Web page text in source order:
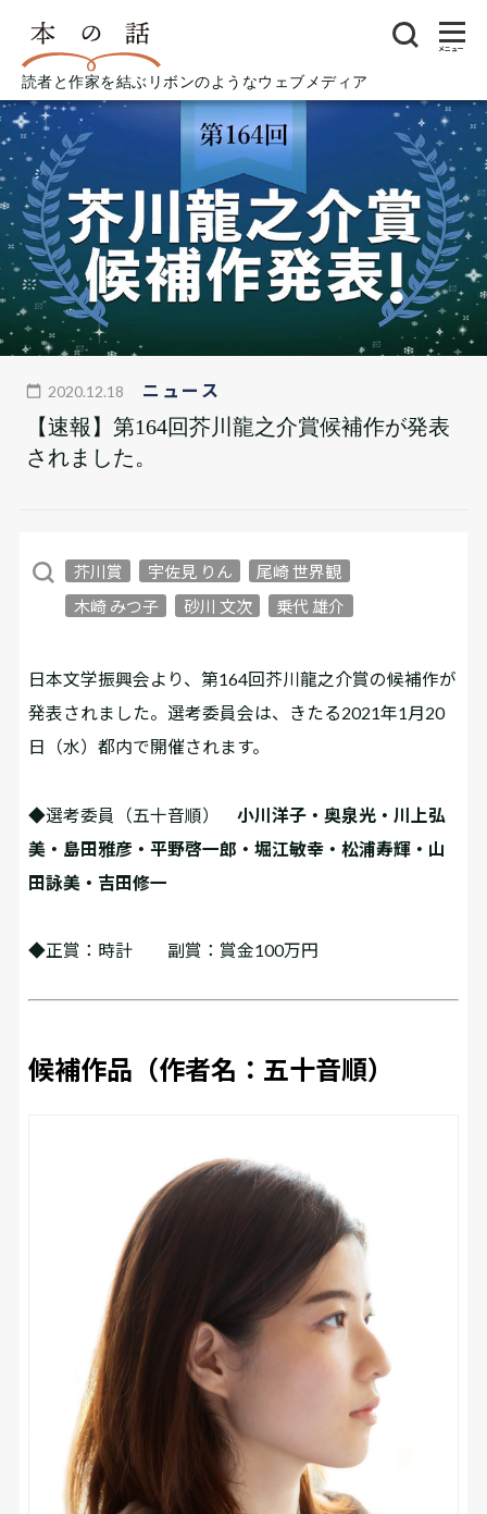
読者と作家を結ぶリボンのようなウェブメディア
メニュー
2020.12.18 ニュース
【速報】第164回芥川龍之介賞候補作が発表
されました。
芥川賞 宇佐見 りん
尾崎 世界観
木崎 みつ子
砂川 文次 乗代 雄介
日本文学振興会より、第164回芥川龍之介賞の候補作が
発表されました。選考委員会は、きたる2021年1月20
日（水）都内で開催されます。
◆選考委員（五十音順）小川洋子・奥泉光・川上弘
美・島田雅彦・平野啓一郎 ・堀江敏幸・松浦寿輝・山
田詠美・吉田修一
◆正賞：時計 副賞：賞金100万円
候補作品（作者名：五十音順）